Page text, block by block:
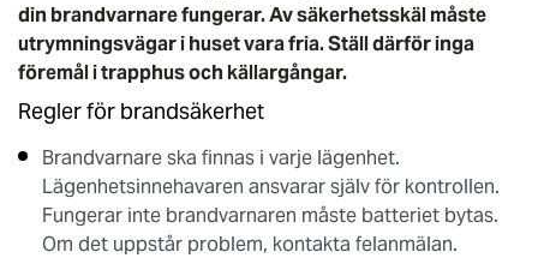
din brandvarnare fungerar. Av säkerhetsskäl måste
utrymningsvägar i huset vara fria. Ställ därför inga
föremål i trapphus och källargångar.
Regler för brandsäkerhet
Brandvarnare ska finnas i varje lägenhet.
Lägenhetsinnehavaren ansvarar själv för kontrollen.
Fungerar inte brandvarnaren måste batteriet bytas.
Om det uppstår problem, kontakta felanmälan.